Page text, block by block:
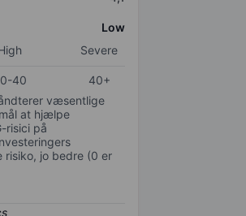
Low
Severe
40
40+
væsentlige
at hjælpe
risici på
risiko, jo bedre (0 er